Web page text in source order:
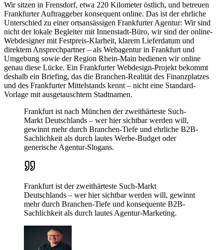
Wir sitzen in Frensdorf, etwa 220 Kilometer östlich, und betreuen
Frankfurter Auftraggeber konsequent online. Das ist der ehrliche
Unterschied zu einer ortsansässigen Frankfurter Agentur: Wir sind
nicht der lokale Begleiter mit Innenstadt-Büro, wir sind der online-
Webdesigner mit Festpreis-Klarheit, klarem Lieferdatum und
direktem Ansprechpartner – als Webagentur in Frankfurt und
Umgebung sowie der Region Rhein-Main bedienen wir online
genau diese Lücke. Ein Frankfurter Webdesign-Projekt bekommt
deshalb ein Briefing, das die Branchen-Realität des Finanzplatzes
und des Frankfurter Mittelstands kennt – nicht eine Standard-
Vorlage mit ausgetauschtem Stadtnamen.
Frankfurt ist nach München der zweithärteste Such-
Markt Deutschlands – wer hier sichtbar werden will,
gewinnt mehr durch Branchen-Tiefe und ehrliche B2B-
Sachlichkeit als durch lautes Werbe-Budget oder
generische Agentur-Slogans.
Frankfurt ist der zweithärteste Such-Markt
Deutschlands – wer hier sichtbar werden will, gewinnt
mehr durch Branchen-Tiefe und konsequente B2B-
Sachlichkeit als durch lautes Agentur-Marketing.